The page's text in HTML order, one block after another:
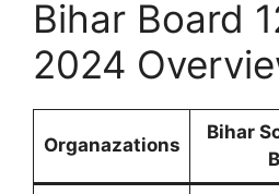
Bihar Board
2024
Organazations
Bihar